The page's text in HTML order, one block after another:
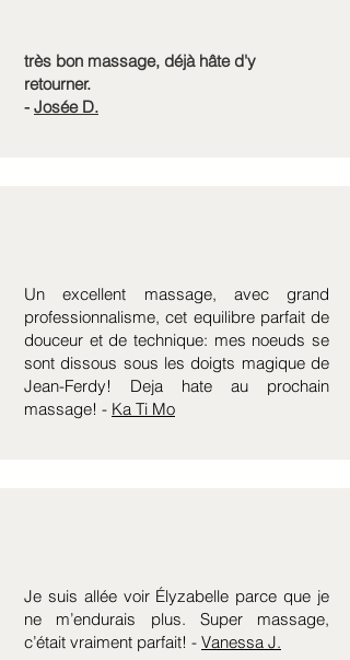
très bon massage, déjà hâte d'y
retourner.
- Josée D.
Un excellent massage, avec grand
professionnalisme, cet equilibre parfait de
douceur et de technique: mes noeuds se
sont dissous sous les doigts magique de
Jean-Ferdy! Deja hate au prochain
massage! - Ka Ti Mo
Je suis allée voir Élyzabelle parce que je
ne m’endurais plus. Super massage,
c’était vraiment parfait! - Vanessa J.